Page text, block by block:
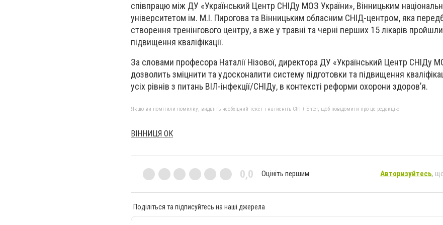
співпрацю між ДУ «Український Центр СНІДу МОЗ України», Вінницьким
університетом ім. М.І. Пирогова та Вінницьким обласним СНІД-центром, яка
створення тренінгового центру, а вже у травні та черні перших 15 лікарів
підвищення кваліфікації.
За словами професора Наталії Нізової, директора ДУ «Український Центр СНІДу
дозволить зміцнити та удосконалити систему підготовки та підвищення
усіх рівнів з питань ВІЛ-інфекції/СНІДу, в контексті реформи охорони здоров’я.
Якщо ви помітили помилку, виділіть необхідний текст і натисніть Ctrl + Enter, щоб повідомити про це редакцію
ВІННИЦЯ ОК
0,0 Оцініть першим Авторизуйтесь,
Поділіться та підписуйтесь на наші джерела